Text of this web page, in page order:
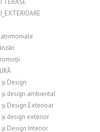
TERASE
Design
design ambiental
Design Exterioar
design exterior
Design Interior